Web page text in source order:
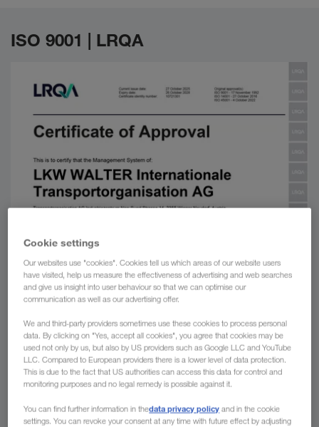
ISO 9001 | LRQA
Cookie settings
Our websites use "cookies". Cookies tell us which areas of our website users
have visited, help us measure the effectiveness of advertising and web searches
and give us insight into user behaviour so that we can optimise our
communication as well as our advertising offer.
We and third-party providers sometimes use these cookies to process personal
data. By clicking on "Yes, accept all cookies", you agree that cookies may be
used not only by us, but also by US providers such as Google LLC and YouTube
LLC. Compared to European providers there is a lower level of data protection.
This is due to the fact that US authorities can access this data for control and
monitoring purposes and no legal remedy is possible against it.
You can find further information in thedata privacy policy and in the cookie
settings. You can revoke your consent at any time with future effect by adjusting